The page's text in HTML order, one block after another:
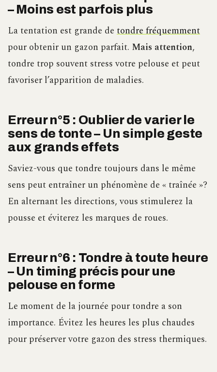
– Moins est parfois plus
La tentation est grande de tondre fréquemment
pour obtenir un gazon parfait. Mais attention,
tondre trop souvent stress votre pelouse et peut
favoriser l’apparition de maladies.
Erreur n°5 : Oublier de varier le
sens de tonte – Un simple geste
aux grands effets
Saviez-vous que tondre toujours dans le même
sens peut entraîner un phénomène de « traînée »?
En alternant les directions, vous stimulerez la
pousse et éviterez les marques de roues.
Erreur n°6 : Tondre à toute heure
– Un timing précis pour une
pelouse en forme
Le moment de la journée pour tondre a son
importance. Évitez les heures les plus chaudes
pour préserver votre gazon des stress thermiques.